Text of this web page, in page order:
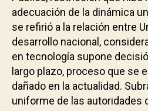
adecuación de la dinámica
se refirió a la relación entre
desarrollo nacional,
en tecnología supone
largo plazo, proceso que se
dañado en la actualidad.
uniforme de las autoridades